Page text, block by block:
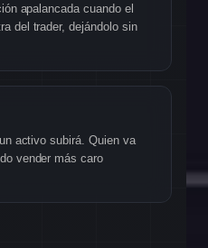
apalancada cuando el
del trader, dejándolo sin
activo subirá. Quien va
vender más caro